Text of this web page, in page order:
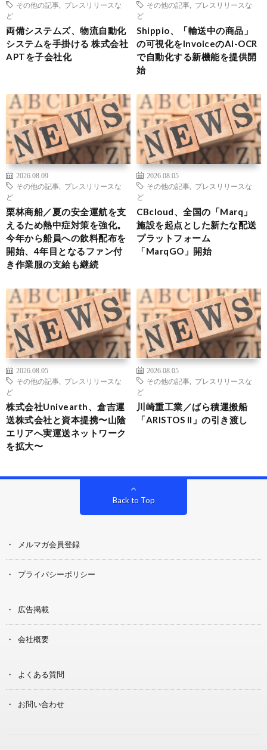
その他の記事
プレスリリースな
ど
両備システムズ、物流自動化
システムを手掛ける 株式会社
APTを子会社化
その他の記事
プレスリリースな
ど
Shippio、「輸送中の商品」
の可視化をInvoiceのAI-OCR
で自動化する新機能を提供開
始
2026.08.09
その他の記事
プレスリリースな
ど
栗林商船／夏の安全運航を支
えるため熱中症対策を強化。
今年から船員への飲料配布を
開始、4年目となるファン付
き作業服の支給も継続
2026.08.05
その他の記事
プレスリリースな
ど
CBcloud、全国の「Marq」
施設を起点とした新たな配送
プラットフォーム
「MarqGO」開始
2026.08.05
その他の記事
プレスリリースな
ど
株式会社Univearth、倉吉運
送株式会社と資本提携〜山陰
エリアへ実運送ネットワーク
を拡大〜
2026.08.05
その他の記事
プレスリリースな
ど
川崎重工業／ばら積運搬船
「ARISTOS II」の引き渡し
Back to Top
メルマガ会員登録
プライバシーポリシー
広告掲載
会社概要
よくある質問
お問い合わせ